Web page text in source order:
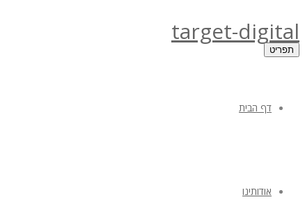
target-digital
תפריט
דף הבית
אודותינו